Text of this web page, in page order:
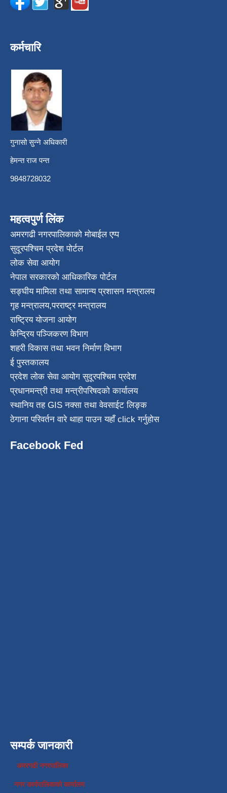
कर्मचारि
गुनासो सुन्ने अधिकारी
हेमन्त राज पन्त
9848728032
महत्वपुर्ण लिंक
अमरगढी नगरपालिकाको मोबाईल एप्प
सुदूरपश्चिम प्रदेश पोर्टल
लोक सेवा आयोग
नेपाल सरकारको आधिकारिक पोर्टल
सङ्घीय मामिला तथा सामान्य प्रशासन मन्त्रालय
गृह मन्त्रालय,परराष्ट्र मन्त्रालय
राष्ट्रिय योजना आयोग
केन्द्रिय पञ्जिकरण विभाग
शहरी विकास तथा भवन निर्माण विभाग
ई पुस्तकालय
प्रदेश लोक सेवा आयोग सुदूरपश्चिम प्रदेश
प्रधानमन्त्री तथा मन्त्रीपरिषदको कार्यालय
स्थानिय तह GIS नक्सा तथा वेवसाईट लिङ्क
ठेगाना परिवर्तन वारे थाहा पाउन यहाँ click गर्नुहोस
Facebook Fed
सम्पर्क जानकारी
अमरगढी नगरपालिका
नगर कार्यपालिकाको कार्यालय